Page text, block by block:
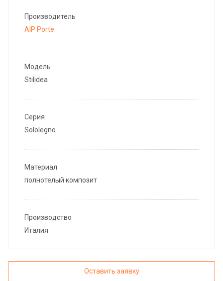
Производитель
AIP Porte
Модель
Stilidea
Серия
Sololegno
Материал
полнотелый композит
Производство
Италия
Оставить заявку